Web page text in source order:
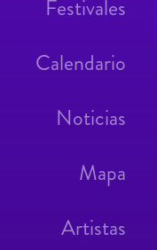
Festivales
Calendario
Noticias
Mapa
Artistas